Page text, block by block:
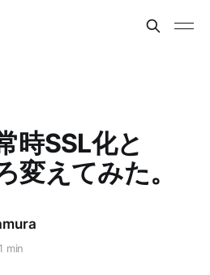
時SSL化と
変えてみた。
1 min